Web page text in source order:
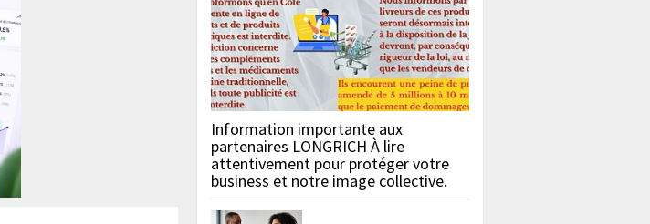
Information importante aux
partenaires LONGRICH À lire
attentivement pour protéger votre
business et notre image collective.